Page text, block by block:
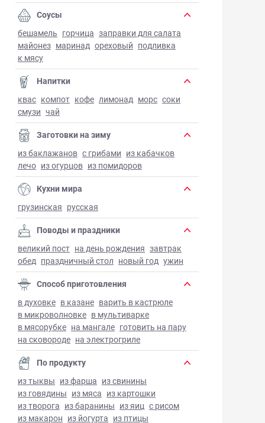
Соусы
бешамель горчица заправки для салата
майонез маринад ореховый подливка
к мясу
Напитки
квас компот кофе лимонад морс соки
смузи чай
Заготовки на зиму
из баклажанов с грибами из кабачков
лечо из огурцов из помидоров
Кухни мира
грузинская русская
Поводы и праздники
великий пост на день рождения завтрак
обед праздничный стол новый год ужин
Способ приготовления
в духовке в казане варить в кастрюле
в микроволновке в мультиварке
в мясорубке на мангале готовить на пару
на сковороде на электрогриле
По продукту
из тыквы из фарша из свинины
из говядины из мяса из картошки
из творога из баранины из яиц с рисом
из макарон из йогурта из птицы